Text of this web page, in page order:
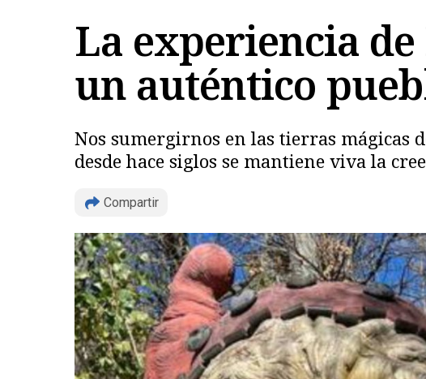
La experiencia
un auténtico
Nos sumergirnos en las tierras mágicas
desde hace siglos se mantiene viva la
Compartir